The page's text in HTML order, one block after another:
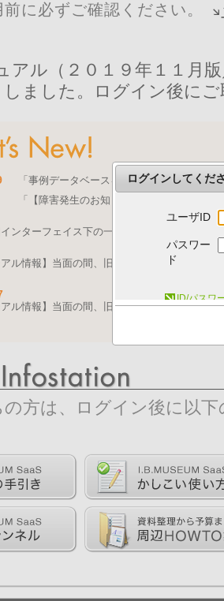
前に必ずご確認ください。
アル（２０１９年１１月
しました。ログイン後に
「事例データベースを公開しました」 をア
「【障害発生のお知らせ｜復旧済み】Web
インターフェイス下の一部機能の停止につい
アル情報】当面の間、旧画面をご利用いただ
アル情報】当面の間、旧画面をご利用いただ
方は、ログイン後に以
ログインしてくだ
ユーザID
パスワー
ド
ID/パスワ